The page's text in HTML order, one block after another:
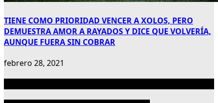
TIENE COMO PRIORIDAD VENCER A XOLOS, PERO
DEMUESTRA AMOR A RAYADOS Y DICE QUE VOLVERÍA,
AUNQUE FUERA SIN COBRAR
febrero 28, 2021